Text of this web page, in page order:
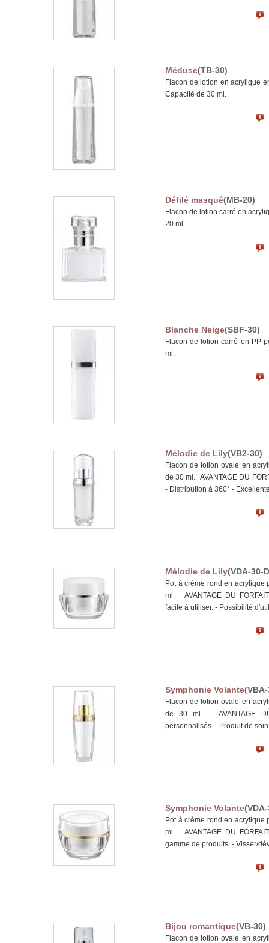
Méduse(TB-30)
Flacon de lotion en acrylique
Capacité de 30 ml.
Défilé masqué(MB-20)
Flacon de lotion carré en
20 ml.
Blanche Neige(SBF-30)
Flacon de lotion carré en PP
ml.
Mélodie de Lily(VB2-30)
Flacon de lotion ovale en
de 30 ml. AVANTAGE DU
- Distribution à 360° -
Mélodie de Lily(VDA-30-
Pot à crème rond en
ml. AVANTAGE DU
facile à utiliser. - Possibilité
Symphonie Volante
Flacon de lotion ovale en
de 30 ml. AVANTAGE
personnalisés. - Produit de
Symphonie Volante
Pot à crème rond en
ml. AVANTAGE DU
gamme de produits. - Visser/
Bijou romantique(VB-30)
Flacon de lotion ovale en